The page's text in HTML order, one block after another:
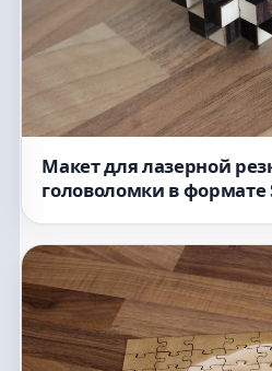
Макет для лазерной
головоломки в формате